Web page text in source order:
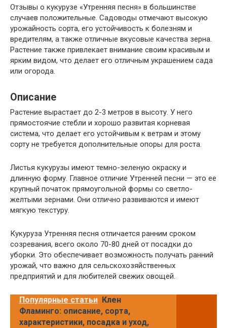
Отзывы о кукурузе «Утренняя песня» в большинстве
случаев положительные. Садоводы отмечают высокую
урожайность сорта, его устойчивость к болезням и
вредителям, а также отличные вкусовые качества зерна.
Растение также привлекает внимание своим красивым и
ярким видом, что делает его отличным украшением сада
или огорода.
Описание
Растение вырастает до 2-3 метров в высоту. У него
прямостоячие стебли и хорошо развитая корневая
система, что делает его устойчивым к ветрам и этому
сорту не требуется дополнительные опоры для роста.
Листья кукурузы имеют темно-зеленую окраску и
длинную форму. Главное отличие Утренней песни — это ее
крупный початок прямоугольной формы со светло-
желтыми зернами. Они отлично развиваются и имеют
мягкую текстуру.
Кукуруза Утренняя песня отличается ранним сроком
созревания, всего около 70-80 дней от посадки до
уборки. Это обеспечивает возможность получать ранний
урожай, что важно для сельскохозяйственных
предприятий и для любителей свежих овощей.
Популярные статьи Клен
Фламинго: описание, сорта,
характеристики, посадка и уход,